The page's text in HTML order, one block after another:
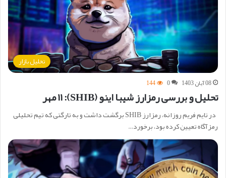
تحلیل بازار
08 آبان 1403 0
144
تحلیل و بررسی رمزارز شیبا اینو (SHIB): ۱۱ مهر
در تایم فریم روزانه، رمزارز SHIB برگشت داشت و به تارگتی که تیم تحلیلی
رمزآگاه تعیین کرده بود، برخورد…